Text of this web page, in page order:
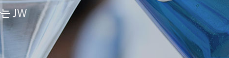
JW